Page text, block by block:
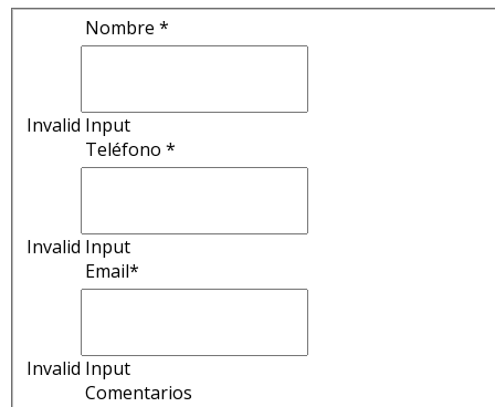
Nombre *
Invalid Input
Teléfono *
Invalid Input
Email*
Invalid Input
Comentarios